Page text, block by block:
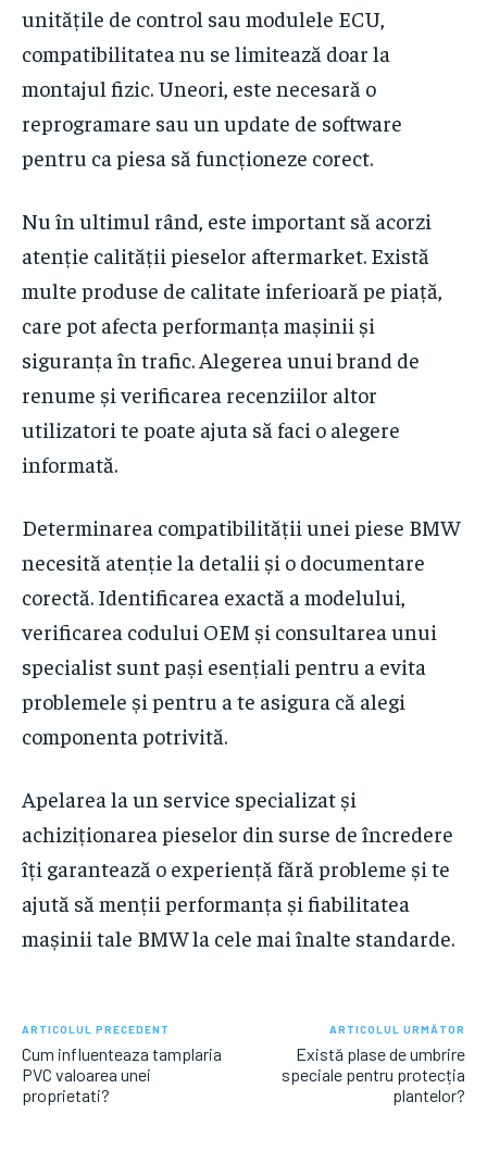
unitățile de control sau modulele ECU,
compatibilitatea nu se limitează doar la
montajul fizic. Uneori, este necesară o
reprogramare sau un update de software
pentru ca piesa să funcționeze corect.
Nu în ultimul rând, este important să acorzi
atenție calității pieselor aftermarket. Există
multe produse de calitate inferioară pe piață,
care pot afecta performanța mașinii și
siguranța în trafic. Alegerea unui brand de
renume și verificarea recenziilor altor
utilizatori te poate ajuta să faci o alegere
informată.
Determinarea compatibilității unei piese BMW
necesită atenție la detalii și o documentare
corectă. Identificarea exactă a modelului,
verificarea codului OEM și consultarea unui
specialist sunt pași esențiali pentru a evita
problemele și pentru a te asigura că alegi
componenta potrivită.
Apelarea la un service specializat și
achiziționarea pieselor din surse de încredere
îți garantează o experiență fără probleme și te
ajută să menții performanța și fiabilitatea
mașinii tale BMW la cele mai înalte standarde.
ARTICOLUL PRECEDENT
Cum influenteaza tamplaria
PVC valoarea unei
proprietati?
ARTICOLUL URMĂTOR
Există plase de umbrire
speciale pentru protecția
plantelor?